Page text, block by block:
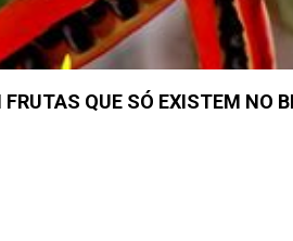
QUE SÓ EXISTEM NO